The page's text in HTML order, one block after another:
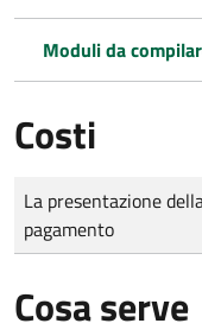
Moduli da
Costi
Tipo di pagamento
Importo
La presentazione
pagamento
Cosa serve